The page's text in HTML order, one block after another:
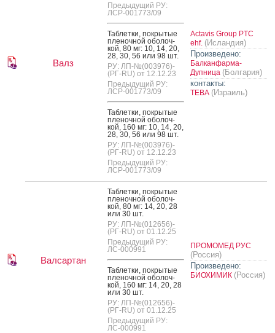
Валз
Предыдущий РУ:
ЛСР-001773/09
Таб­летки, пок­ры­тые
пле­ноч­ной обо­лоч­
кой, 80 мг: 10, 14, 20,
28, 30, 56 или 98 шт.
РУ: ЛП-№(003976)-
(РГ-RU) от 12.12.23
Предыдущий РУ:
ЛСР-001773/09
Таб­летки, пок­ры­тые
пле­ноч­ной обо­лоч­
кой, 160 мг: 10, 14, 20,
28, 30, 56 или 98 шт.
РУ: ЛП-№(003976)-
(РГ-RU) от 12.12.23
Предыдущий РУ:
ЛСР-001773/09
Actavis Group PTC
ehf. (Исландия)
Произведено:
Балканфарма-
Дупница (Болгария)
контакты:
ТЕВА (Израиль)
Валсартан
Таб­летки, пок­ры­тые
пле­ноч­ной обо­лоч­
кой, 80 мг: 14, 20, 28
или 30 шт.
РУ: ЛП-№(012656)-
(РГ-RU) от 01.12.25
Предыдущий РУ:
ЛС-000991
Таб­летки, пок­ры­тые
пле­ноч­ной обо­лоч­
кой, 160 мг: 14, 20, 28
или 30 шт.
РУ: ЛП-№(012656)-
(РГ-RU) от 01.12.25
Предыдущий РУ:
ЛС-000991
ПРОМОМЕД РУС
(Россия)
Произведено:
БИОХИМИК (Россия)